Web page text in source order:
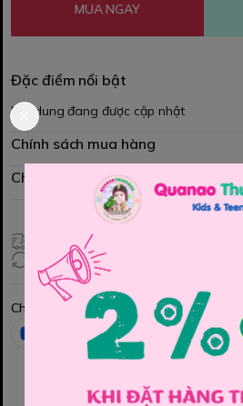
MUA NGAY
Đặc điểm nổi bật
Nội dung đang được cập nhật
Chính sách mua hàng
Chính sách đổi hàng
Giao hàng toàn quốc
Đổi hàng 3 ngày (HCM), 7 ngày (Tỉnh)
Chia sẻ